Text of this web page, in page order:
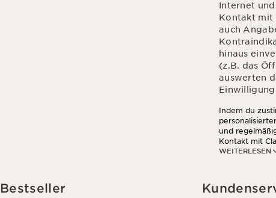
Internet
Kontakt mit
auch
hinaus
(z.B. das
auswerten
WEITERLESEN
Indem du
und
Kontakt mit
Wirkung für
Bestseller